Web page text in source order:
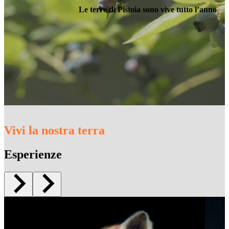
Le terre di Pistoia sono vive tutto l’anno
Vivi la nostra terra
Esperienze